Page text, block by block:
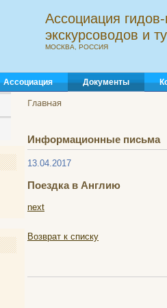
Ассоциация
экскурсоводов и
МОСКВА, РОССИЯ
Ассоциация Документы
Главная
Информационные письма
13.04.2017
Поездка в Англию
next
Возврат к списку